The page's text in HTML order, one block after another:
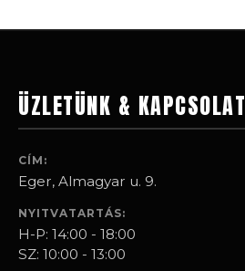
ÜZLETÜNK & KAPCSOLAT
CÍM:
Eger, Almagyar u. 9.
NYITVATARTÁS:
H-P: 14:00 - 18:00
SZ: 10:00 - 13:00